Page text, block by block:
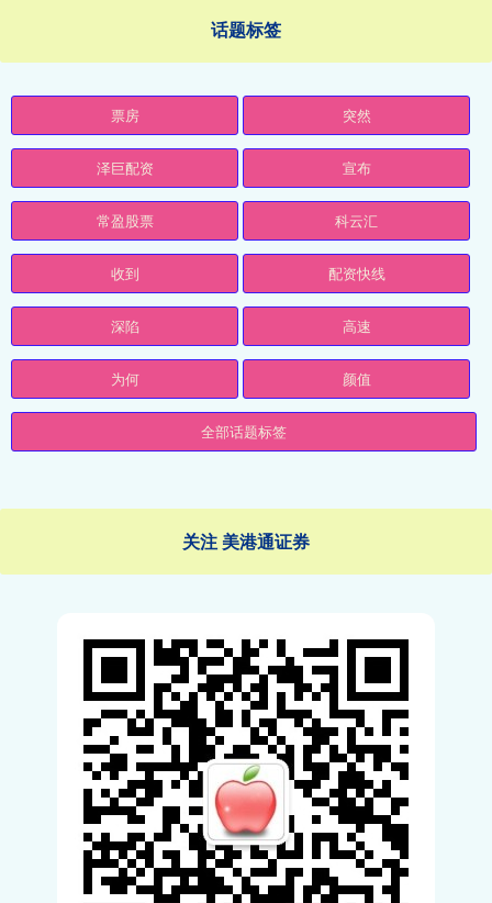
话题标签
票房 突然
泽巨配资 宣布
常盈股票 科云汇
收到 配资快线
深陷 高速
为何 颜值
全部话题标签
关注 美港通证券